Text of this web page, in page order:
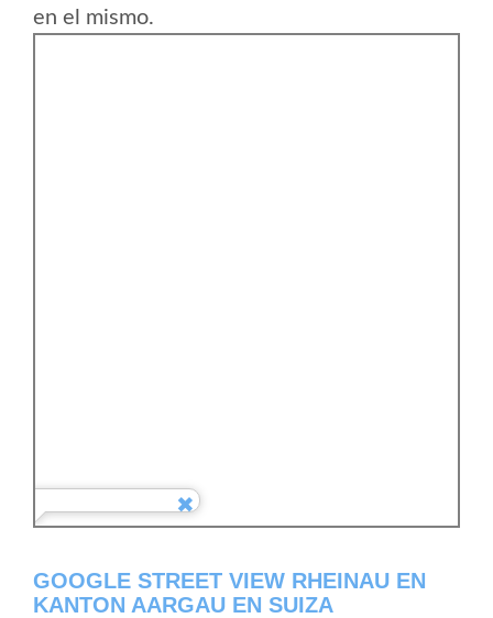
en el mismo.
GOOGLE STREET VIEW RHEINAU EN
KANTON AARGAU EN SUIZA